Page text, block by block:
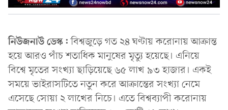
নিউজনাউ ডেস্ক:বিশ্বজুড়ে গত ২৪ ঘণ্টায় করোনায় আক্রান্ত
হয়ে আরও পাঁচ শতাধিক মানুষের মৃত্যু হয়েছে। এনিয়ে
বিশ্বে মৃতের সংখ্যা ছাড়িয়েছে ৬৫ লাখ ৯৩ হাজার। একই
সময়ে ভাইরাসটিতে নতুন করে আক্রান্তের সংখ্যা নেমে
এসেছে সোয়া ২ লাখের নিচে। এতে বিশ্বব্যাপী করোনায়